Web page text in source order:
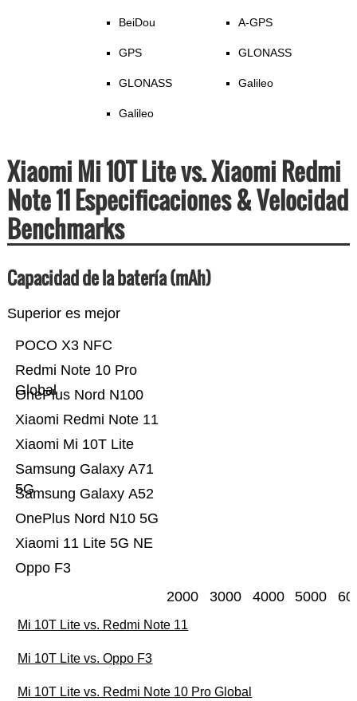
BeiDou
GPS
GLONASS
Galileo
A-GPS
GLONASS
Galileo
Xiaomi Mi 10T Lite vs. Xiaomi Redmi
Note 11 Especificaciones & Velocidad
Benchmarks
Capacidad de la batería (mAh)
Superior es mejor
Oppo F3
Xiaomi 11 Lite 5G NE
OnePlus Nord N10 5G
Samsung Galaxy A52
Samsung Galaxy A71
5G
Xiaomi Mi 10T Lite
Xiaomi Redmi Note 11
OnePlus Nord N100
Redmi Note 10 Pro
Global
POCO X3 NFC
2000 3000 4000 5000
Mi 10T Lite vs. Redmi Note 11
Mi 10T Lite vs. Oppo F3
Mi 10T Lite vs. Redmi Note 10 Pro Global